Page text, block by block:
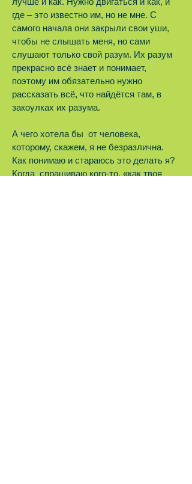
где – это известно им, но не мне. С
самого начала они закрыли свои уши,
чтобы не слышать меня, но сами
слушают только свой разум. Их разум
прекрасно всё знает и понимает,
поэтому им обязательно нужно
рассказать всё, что найдётся там, в
закоулках их разума.
А чего хотела бы от человека,
которому, скажем, я не безразлична.
Как понимаю и стараюсь это делать я?
Когда спрашиваю кого-то, «как твоя